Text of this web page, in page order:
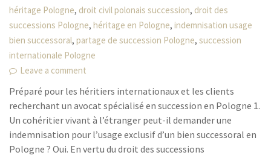
héritage Pologne, droit civil polonais succession, droit des
successions Pologne,héritage en Pologne,indemnisation usage
bien successoral,partage de succession Pologne,succession
internationale Pologne
Leave a comment
Préparé pour les héritiers internationaux et les clients
recherchant un avocat spécialisé en succession en Pologne 1.
Un cohéritier vivant à l’étranger peut-il demander une
indemnisation pour l’usage exclusif d’un bien successoral en
Pologne ? Oui. En vertu du droit des successions